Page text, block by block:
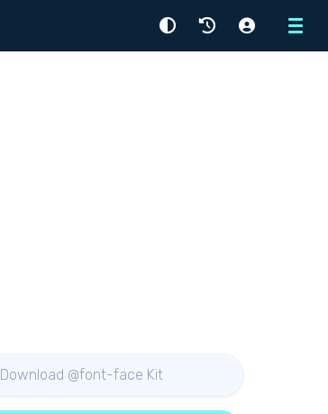
Menu
Download @font-face Kit